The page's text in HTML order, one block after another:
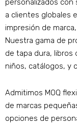
personalizados con
a clientes globales
impresión de
Nuestra gama de
de tapa dura, libros
niños, catálogos, y
Admitimos MOQ
de marcas
opciones de